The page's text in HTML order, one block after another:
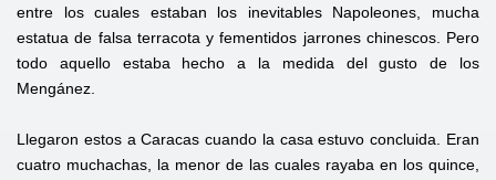
entre los cuales estaban los inevitables Napoleones, mucha
estatua de falsa terracota y fementidos jarrones chinescos. Pero
todo aquello estaba hecho a la medida del gusto de los
Mengánez.
Llegaron estos a Caracas cuando la casa estuvo concluida. Eran
cuatro muchachas, la menor de las cuales rayaba en los quince,